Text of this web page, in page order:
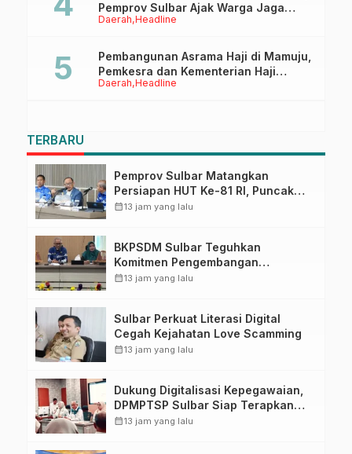
Daerah Headline
Pemprov Sulbar Ajak Warga Jaga
Ruang Digital
Daerah Headline
Pembangunan Asrama Haji di Mamuju,
Pemkesra dan Kementerian Haji
Sulbar Tinjau Lokasi
TERBARU
Pemprov Sulbar Matangkan
Persiapan HUT Ke-81 RI, Puncak
Upacara di Lapangan Ahmad
calendar_month13 jam yang lalu
BKPSDM Sulbar Teguhkan
Komitmen Pengembangan
Kompetensi ASN melalui
calendar_month13 jam yang lalu
Sulbar Perkuat Literasi Digital
Cegah Kejahatan Love Scamming
calendar_month13 jam yang lalu
Dukung Digitalisasi Kepegawaian,
DPMPTSP Sulbar Siap Terapkan
Aplikasi FLEKSI ASN
calendar_month13 jam yang lalu